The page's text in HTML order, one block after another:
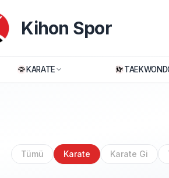
Kihon Spor
KARATE
Tümü Karate Karate Gi